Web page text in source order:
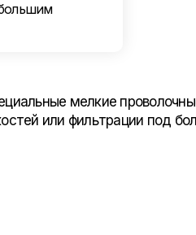
мелкие
или фильтрации под